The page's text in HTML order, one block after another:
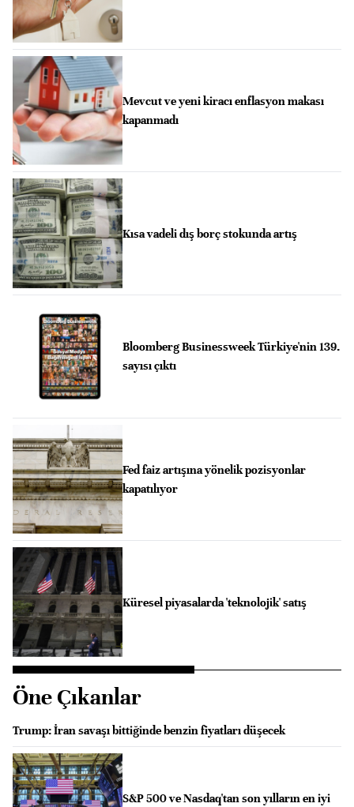
Mevcut ve yeni kiracı enflasyon makası
kapanmadı
Kısa vadeli dış borç stokunda artış
Bloomberg Businessweek Türkiye'nin 139.
sayısı çıktı
Fed faiz artışına yönelik pozisyonlar
kapatılıyor
Küresel piyasalarda 'teknolojik' satış
Öne Çıkanlar
Trump: İran savaşı bittiğinde benzin fiyatları düşecek
S&P 500 ve Nasdaq'tan son yılların en iyi